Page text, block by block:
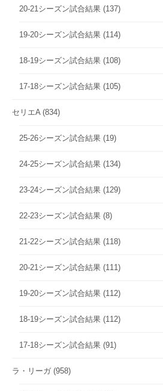
20-21シーズン試合結果 (137)
19-20シーズン試合結果 (114)
18-19シーズン試合結果 (108)
17-18シーズン試合結果 (105)
セリエA (834)
25-26シーズン試合結果 (19)
24-25シーズン試合結果 (134)
23-24シーズン試合結果 (129)
22-23シーズン試合結果 (8)
21-22シーズン試合結果 (118)
20-21シーズン試合結果 (111)
19-20シーズン試合結果 (112)
18-19シーズン試合結果 (112)
17-18シーズン試合結果 (91)
ラ・リーガ (958)